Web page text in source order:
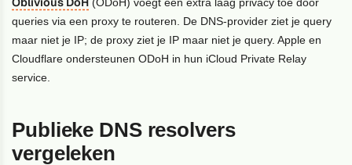
queries via een proxy te routeren. De DNS-provider ziet je query
maar niet je IP; de proxy ziet je IP maar niet je query. Apple en
Cloudflare ondersteunen ODoH in hun iCloud Private Relay
service.
Publieke DNS resolvers
vergeleken